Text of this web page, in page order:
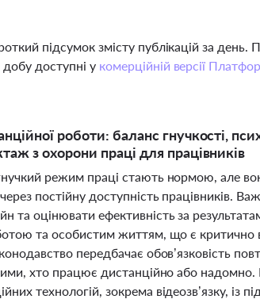
підсумок змісту публікацій за
доступні у комерційній версії
роботи: баланс гнучкості,
з охорони праці для працівників
режим праці стають нормою, але
постійну доступність працівників.
та оцінювати ефективність за
та особистим життям, що є
передбачає обов’язковість
хто працює дистанційно або
технологій, зокрема відеозв’язку,